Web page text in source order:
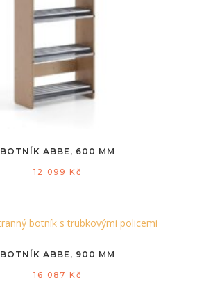
BOTNÍK ABBE, 600 MM
12 099 Kč
BOTNÍK ABBE, 900 MM
16 087 Kč